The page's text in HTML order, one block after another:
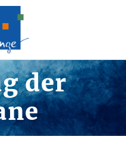
der